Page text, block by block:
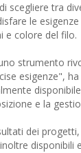
scegliere tra
le
e colore del filo.
strumento
esigenze",
e la
dei
disponibili